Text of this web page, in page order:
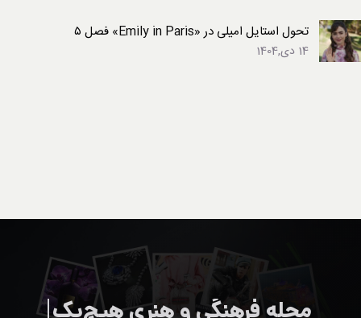
تحول استایل امیلی در «Emily in Paris» فصل ۵
14 دی,1404